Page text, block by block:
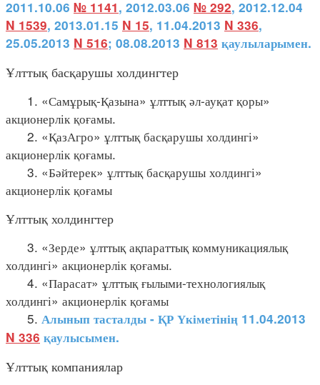
2011.10.06 № 1141, 2012.03.06 № 292, 2012.12.04
N 1539, 2013.01.15 N 15, 11.04.2013 N 336,
25.05.2013 N 516; 08.08.2013 N 813 қаулыларымен.
Ұлттық басқарушы холдингтер
1. «Самұрық-Қазына» ұлттық әл-ауқат қоры»
акционерлік қоғамы.
2. «ҚазАгро» ұлттық басқарушы холдингі»
акционерлік қоғамы.
3. «Бәйтерек» ұлттық басқарушы холдингі»
акционерлік қоғамы
Ұлттық холдингтер
3. «Зерде» ұлттық ақпараттық коммуникациялық
холдингі» акционерлік қоғамы.
4. «Парасат» ұлттық ғылыми-технологиялық
холдингі» акционерлік қоғамы
5. Алынып тасталды - ҚР Үкіметінің 11.04.2013
N 336 қаулысымен.
Ұлттық компаниялар